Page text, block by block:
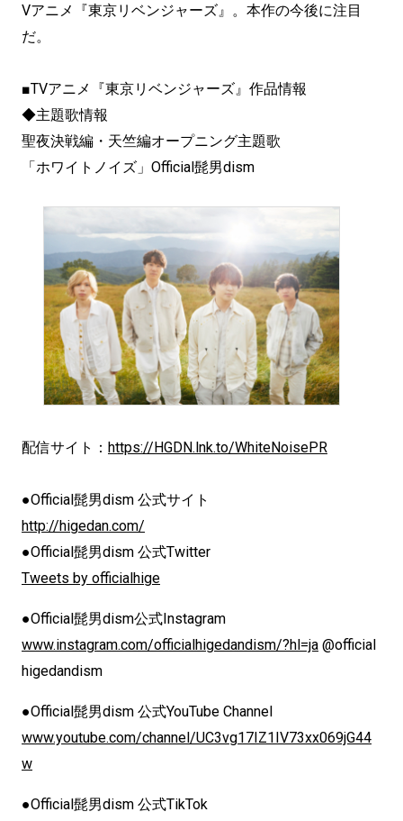
Vアニメ『東京リベンジャーズ』。本作の今後に注目
だ。
■TVアニメ『東京リベンジャーズ』作品情報
◆主題歌情報
聖夜決戦編・天竺編オープニング主題歌
「ホワイトノイズ」Official髭男dism
配信サイト： https://HGDN.lnk.to/WhiteNoisePR
●Official髭男dism 公式サイト
http://higedan.com/
●Official髭男dism 公式Twitter
Tweets by officialhige
●Official髭男dism公式Instagram
www.instagram.com/officialhigedandism/?hl=ja @official
higedandism
●Official髭男dism 公式YouTube Channel
www.youtube.com/channel/UC3vg17IZ1IV73xx069jG44
w
●Official髭男dism 公式TikTok